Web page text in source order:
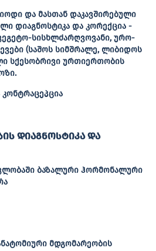
და მასთან დაკავშირებული
დიაგნოსტიკა და კორექცია -
სისხლძარღვოვანი, ურო-
(საშოს სიმშრალე, ლიბიდოს
სქესობრივი ურთიერთობის
კონტრაცეპცია
დიაგნოსტიკა და
ბაზალური ჰორმონალური
მდგომარეობის